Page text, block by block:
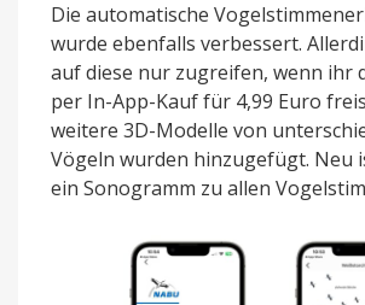
Die automatische
wurde ebenfalls verbessert.
auf diese nur zugreifen, wenn ihr
per In-App-Kauf für 4,99 Euro
weitere 3D-Modelle von
Vögeln wurden hinzugefügt. Neu
ein Sonogramm zu allen